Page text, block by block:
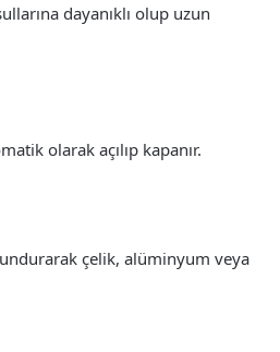
dayanıklı olup uzun
olarak açılıp kapanır.
çelik, alüminyum veya